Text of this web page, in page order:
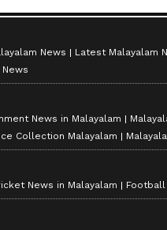
News Latest Malayalam
News in Malayalam
Collection Malayalam
News in Malayalam Football